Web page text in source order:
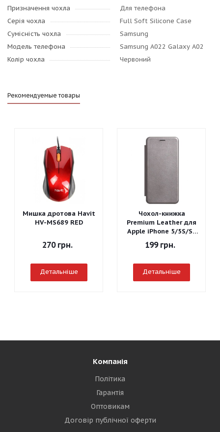
Призначення чохла
Для телефона
Серія чохла
Full Soft Silicone Case
Сумісність чохла
Samsung
Модель телефона
Samsung A022 Galaxy A02
Колір чохла
Червоний
Рекомендуемые товары
Мишка дротова Havit
HV-MS689 RED
270грн.
Детальніше
Чохол-книжка
Premium Leather для
Apple iPhone 5/5S/SE
(Сірий)
199грн.
Детальніше
Компанія
Політика
Гарантія
Оптовикам
Договір публічної оферти